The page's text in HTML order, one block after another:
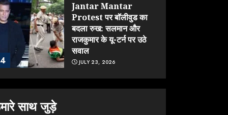
4
Jantar Mantar
Protest पर बॉलीवुड का
बदला रुख: सलमान और
राजकुमार के यू-टर्न पर उठे
सवाल
JULY 23, 2026
ONGC के खजाने से RSS
साथ जुड़े